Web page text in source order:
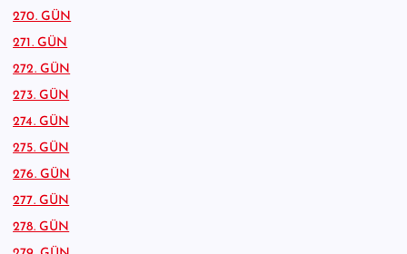
270. GÜN
271. GÜN
272. GÜN
273. GÜN
274. GÜN
275. GÜN
276. GÜN
277. GÜN
278. GÜN